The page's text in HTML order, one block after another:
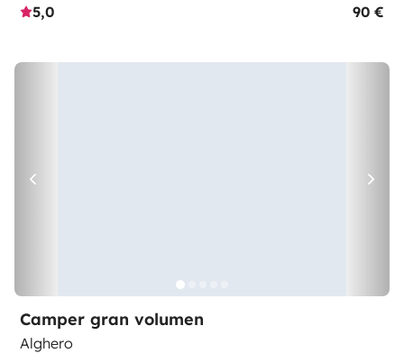
5,0
90 €
Camper gran volumen
Alghero